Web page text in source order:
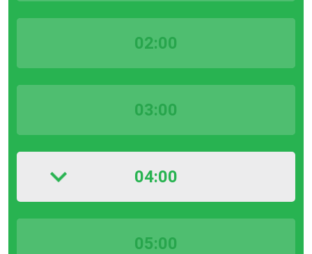
02:00
03:00
04:00
05:00